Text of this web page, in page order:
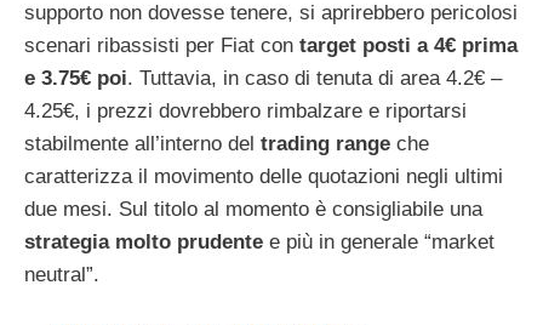
supporto non dovesse tenere, si aprirebbero pericolosi
scenari ribassisti per Fiat con target posti a 4€ prima
e 3.75€ poi. Tuttavia, in caso di tenuta di area 4.2€ –
4.25€, i prezzi dovrebbero rimbalzare e riportarsi
stabilmente all’interno del trading range che
caratterizza il movimento delle quotazioni negli ultimi
due mesi. Sul titolo al momento è consigliabile una
strategia molto prudente e più in generale “market
neutral”.